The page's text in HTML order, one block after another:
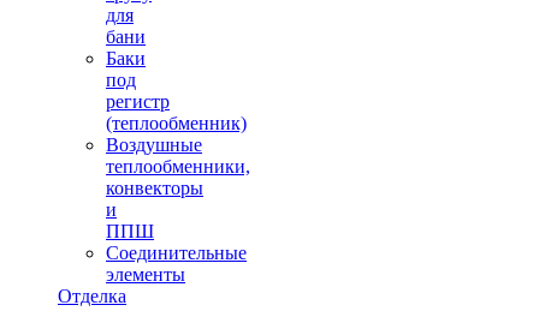
для
бани
Баки
под
регистр
(теплообменник)
Воздушные
теплообменники,
конвекторы
и
ППШ
Соединительные
элементы
Отделка